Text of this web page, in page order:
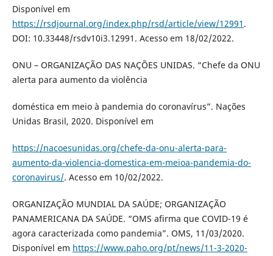
Disponível em
https://rsdjournal.org/index.php/rsd/article/view/12991 .
DOI: 10.33448/rsdv10i3.12991. Acesso em 18/02/2022.
ONU – ORGANIZAÇÃO DAS NAÇÕES UNIDAS. “Chefe da ONU
alerta para aumento da violência
doméstica em meio à pandemia do coronavírus”. Nações
Unidas Brasil, 2020. Disponível em
https://nacoesunidas.org/chefe-da-onu-alerta-para-
aumento-da-violencia-domestica-em-meioa-pandemia-do-
coronavirus/. Acesso em 10/02/2022.
ORGANIZAÇÃO MUNDIAL DA SAÚDE; ORGANIZAÇÃO
PANAMERICANA DA SAÚDE. “OMS afirma que COVID-19 é
agora caracterizada como pandemia”. OMS, 11/03/2020.
Disponível em https://www.paho.org/pt/news/11-3-2020-